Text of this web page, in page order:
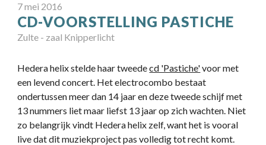
7mei 2016
CD-VOORSTELLING PASTICHE
Zulte - zaal Knipperlicht
Hedera helix stelde haar tweedecd 'Pastiche'voor met
een levend concert. Het electrocombo bestaat
ondertussen meer dan 14 jaar en deze tweede schijf met
13 nummers liet maar liefst 13 jaar op zich wachten. Niet
zo belangrijk vindt Hedera helix zelf, want het is vooral
live dat dit muziekproject pas volledig tot recht komt.